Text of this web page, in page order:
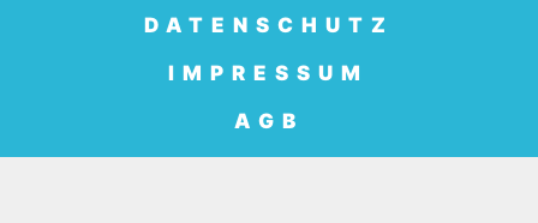
DATENSCHUTZ
IMPRESSUM
AGB